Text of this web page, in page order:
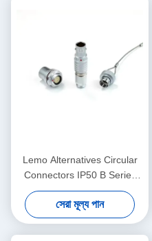
Lemo Alternatives Circular
Connectors IP50 B Series
Socket Plug with Dust-proof
Cover
সেরা মূল্য পান